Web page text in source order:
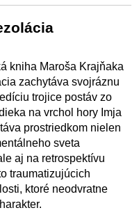
kniha Maroša Krajňaka
zachytáva svojráznu
trojice postáv zo
na vrchol hory Imja
prostriedkom nielen
sveta
aj na retrospektívu
traumatizujúcich
ktoré neodvratne